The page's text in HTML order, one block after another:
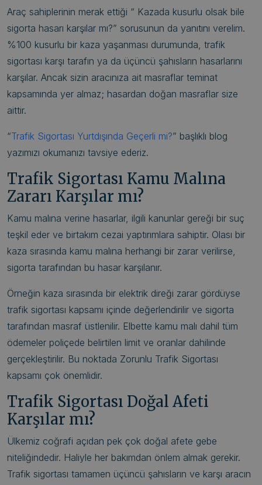
Araç sahiplerinin merak ettiği “ Kazada kusurlu olsak bile
sigorta hasarı karşılar mı?” sorusunun da yanıtını verelim.
%100 kusurlu bir kaza yaşanması durumunda, trafik
sigortası karşı tarafın ya da üçüncü şahısların hasarlarını
karşılar. Ancak sizin aracınıza ait masraflar teminat
kapsamında yer almaz; hasardan doğan masraflar size
aittir.
“Trafik Sigortası Yurtdışında Geçerli mi?” başlıklı blog
yazımızı okumanızı tavsiye ederiz.
Trafik Sigortası Kamu Malına
Zararı Karşılar mı?
Kamu malına verine hasarlar, ilgili kanunlar gereği bir suç
teşkil eder ve birtakım cezai yaptırımlara sahiptir. Olası bir
kaza sırasında kamu malına herhangi bir zarar verilirse,
sigorta tarafından bu hasar karşılanır.
Örneğin kaza sırasında bir elektrik direği zarar gördüyse
trafik sigortası kapsamı içinde değerlendirilir ve sigorta
tarafından masraf üstlenilir. Elbette kamu malı dahil tüm
ödemeler poliçede belirtilen limit ve oranlar dahilinde
gerçekleştirilir. Bu noktada Zorunlu Trafik Sigortası
kapsamı çok önemlidir.
Trafik Sigortası Doğal Afeti
Karşılar mı?
Ülkemiz coğrafi açıdan pek çok doğal afete gebe
niteliğindedir. Haliyle her bakımdan önlem almak gerekir.
Trafik sigortası tamamen üçüncü şahısların ve karşı aracın